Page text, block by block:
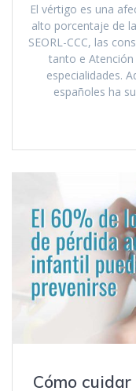
El vértigo es una
alto porcentaje de
SEORL-CCC, las
tanto e
especialidades.
españoles ha
Cómo